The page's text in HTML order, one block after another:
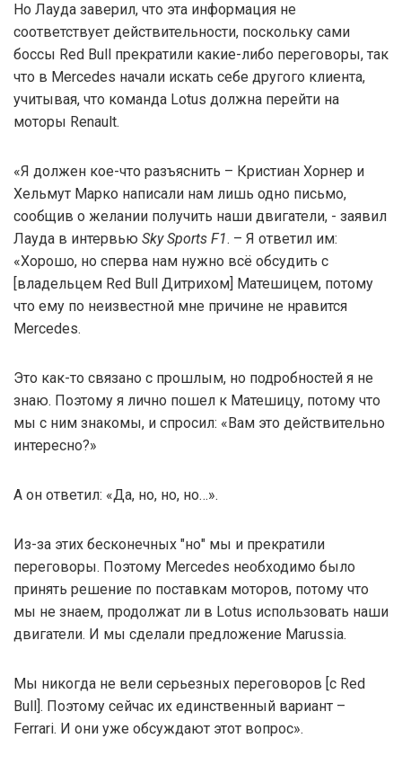
Но Лауда заверил, что эта информация не
соответствует действительности, поскольку сами
боссы Red Bull прекратили какие-либо переговоры, так
что в Mercedes начали искать себе другого клиента,
учитывая, что команда Lotus должна перейти на
моторы Renault.
«Я должен кое-что разъяснить – Кристиан Хорнер и
Хельмут Марко написали нам лишь одно письмо,
сообщив о желании получить наши двигатели, - заявил
Лауда в интервью Sky Sports F1. – Я ответил им:
«Хорошо, но сперва нам нужно всё обсудить с
[владельцем Red Bull Дитрихом] Матешицем, потому
что ему по неизвестной мне причине не нравится
Mercedes.
Это как-то связано с прошлым, но подробностей я не
знаю. Поэтому я лично пошел к Матешицу, потому что
мы с ним знакомы, и спросил: «Вам это действительно
интересно?»
А он ответил: «Да, но, но, но…».
Из-за этих бесконечных "но" мы и прекратили
переговоры. Поэтому Mercedes необходимо было
принять решение по поставкам моторов, потому что
мы не знаем, продолжат ли в Lotus использовать наши
двигатели. И мы сделали предложение Marussia.
Мы никогда не вели серьезных переговоров [с Red
Bull]. Поэтому сейчас их единственный вариант –
Ferrari. И они уже обсуждают этот вопрос».